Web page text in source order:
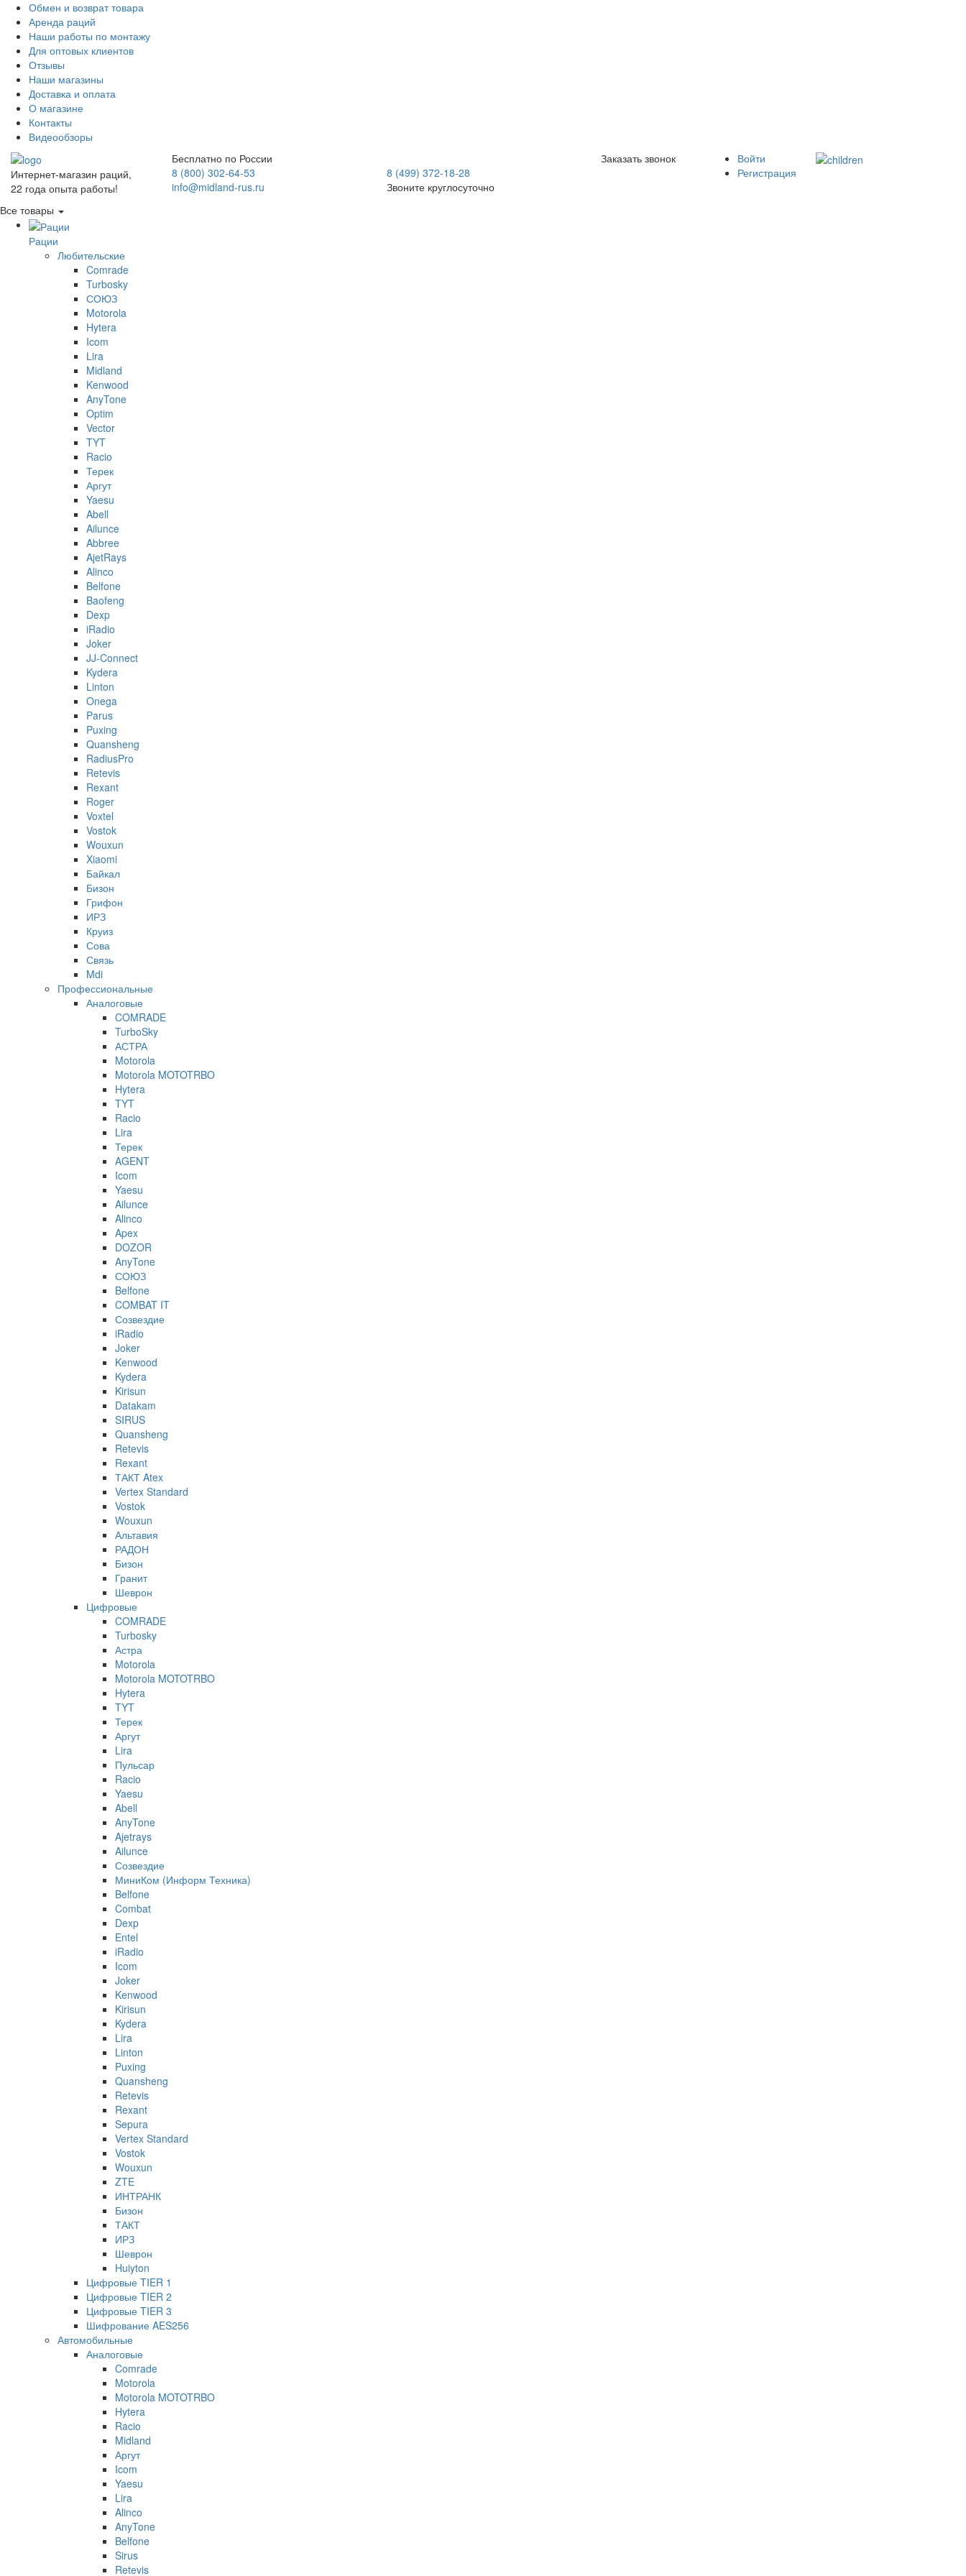
Обмен и возврат товара
Аренда раций
Наши работы по монтажу
Для оптовых клиентов
Отзывы
Наши магазины
Доставка и оплата
О магазине
Контакты
Видеообзоры
Интернет-магазин раций,
22 года опыта работы!
Бесплатно по России
8 (800) 302-64-53
info@midland-rus.ru
8 (499) 372-18-28
Звоните круглосуточно
Заказать звонок
Войти
Регистрация
Все товары
Рации
Любительские
Comrade
Turbosky
СОЮЗ
Motorola
Hytera
Icom
Lira
Midland
Kenwood
AnyTone
Optim
Vector
TYT
Racio
Терек
Аргут
Yaesu
Abell
Ailunce
Abbree
AjetRays
Alinco
Belfone
Baofeng
Dexp
iRadio
Joker
JJ-Connect
Kydera
Linton
Onega
Parus
Puxing
Quansheng
RadiusPro
Retevis
Rexant
Roger
Voxtel
Vostok
Wouxun
Xiaomi
Байкал
Бизон
Грифон
ИРЗ
Круиз
Сова
Связь
Mdi
Профессиональные
Аналоговые
COMRADE
TurboSky
АСТРА
Motorola
Motorola MOTOTRBO
Hytera
TYT
Racio
Lira
Терек
AGENT
Icom
Yaesu
Ailunce
Alinco
Apex
DOZOR
AnyTone
СОЮЗ
Belfone
COMBAT IT
Созвездие
iRadio
Joker
Kenwood
Kydera
Kirisun
Datakam
SIRUS
Quansheng
Retevis
Rexant
ТАКТ Atex
Vertex Standard
Vostok
Wouxun
Альтавия
РАДОН
Бизон
Гранит
Шеврон
Цифровые
COMRADE
Turbosky
Астра
Motorola
Motorola MOTOTRBO
Hytera
TYT
Терек
Аргут
Lira
Пульсар
Racio
Yaesu
Abell
AnyTone
Ajetrays
Ailunce
Созвездие
МиниКом (Информ Техника)
Belfone
Combat
Dexp
Entel
iRadio
Icom
Joker
Kenwood
Kirisun
Kydera
Lira
Linton
Puxing
Quansheng
Retevis
Rexant
Sepura
Vertex Standard
Vostok
Wouxun
ZTE
ИНТРАНК
Бизон
ТАКТ
ИРЗ
Шеврон
Huiyton
Цифровые TIER 1
Цифровые TIER 2
Цифровые TIER 3
Шифрование AES256
Автомобильные
Аналоговые
Comrade
Motorola
Motorola MOTOTRBO
Hytera
Racio
Midland
Аргут
Icom
Yaesu
Lira
Alinco
AnyTone
Belfone
Sirus
Retevis